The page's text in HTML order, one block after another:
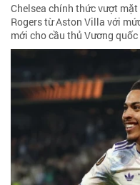
Chelsea chính thức vượt
Rogers từ Aston Villa với
mới cho cầu thủ Vương